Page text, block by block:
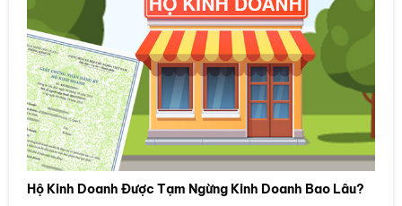
Hộ Kinh Doanh Được Tạm Ngừng Kinh Doanh Bao Lâu?